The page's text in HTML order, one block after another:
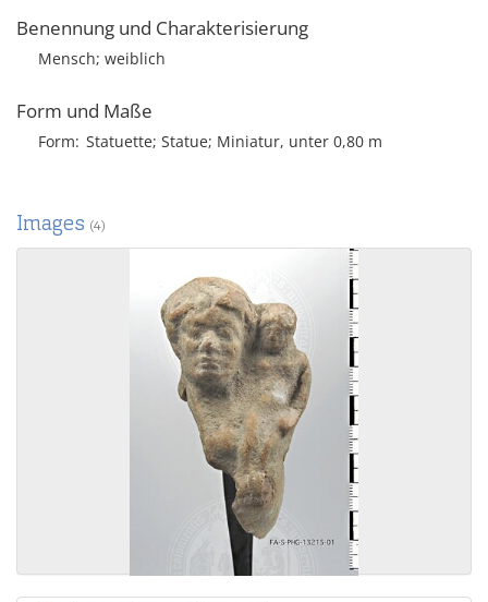
Benennung und Charakterisierung
Mensch; weiblich
Form und Maße
Form Statuette; Statue; Miniatur, unter 0,80 m
Images (4)